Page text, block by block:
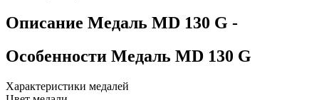
Описание Медаль MD 130 G -
Особенности Медаль MD 130 G
Характеристики медалей